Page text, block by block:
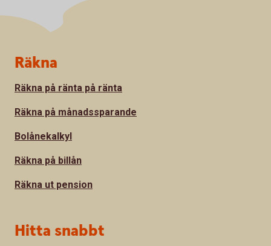
Sidfot
Räkna
Räkna på ränta på ränta
Räkna på månadssparande
Bolånekalkyl
Räkna på billån
Räkna ut pension
Hitta snabbt